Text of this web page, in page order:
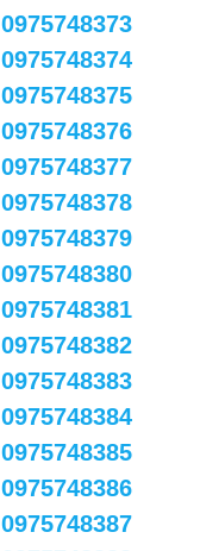
0975748373
0975748374
0975748375
0975748376
0975748377
0975748378
0975748379
0975748380
0975748381
0975748382
0975748383
0975748384
0975748385
0975748386
0975748387